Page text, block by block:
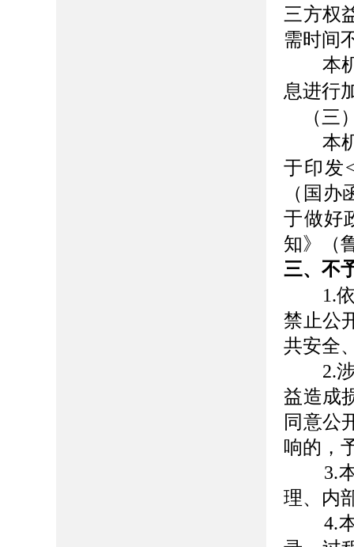
三方权
需时间
本机
息进行
（三
本机
于印发
（国
于做好
知》（
三、不
1.
禁止公
共安全
2.
益造成
同意公
响的，
3.
理、内
4.